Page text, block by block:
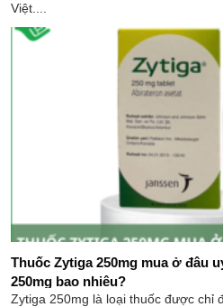
Việt....
Thuốc Zytiga 250mg mua ở đâu​
250mg bao nhiêu?
Zytiga 250mg là loại thuốc được chỉ